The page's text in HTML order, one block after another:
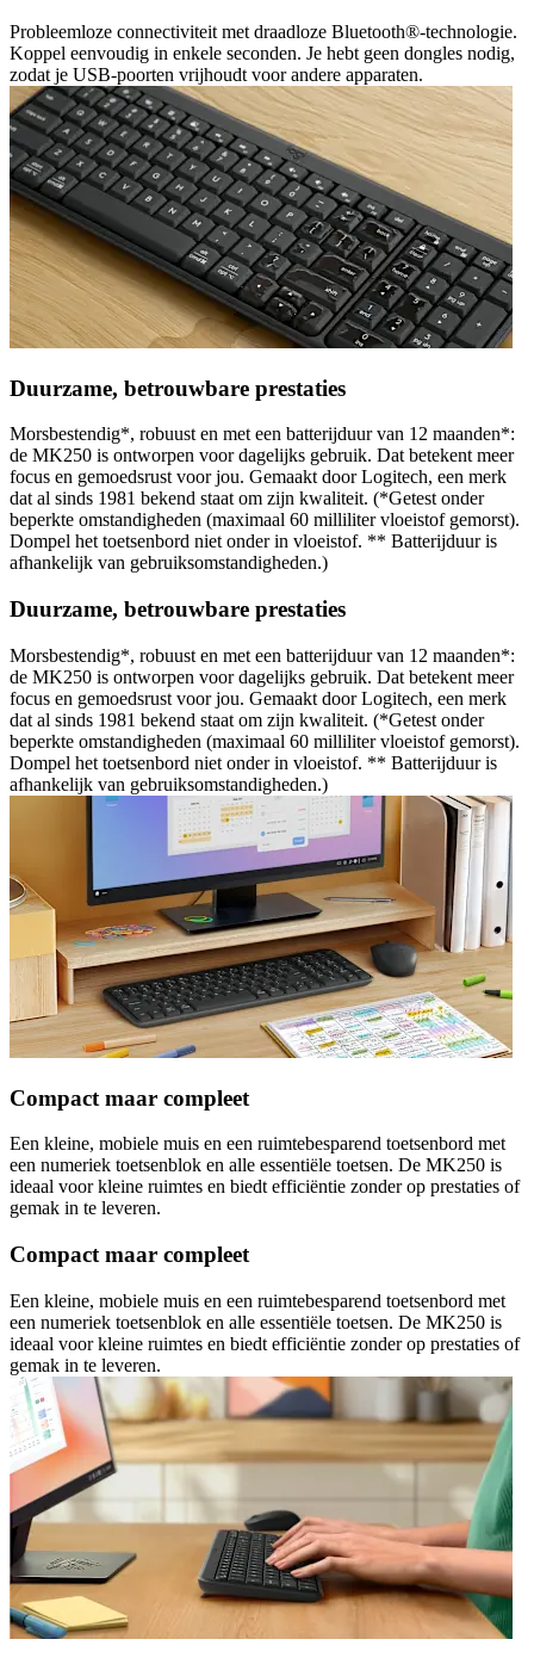
Probleemloze connectiviteit met draadloze Bluetooth®-technologie.
Koppel eenvoudig in enkele seconden. Je hebt geen dongles nodig,
zodat je USB-poorten vrijhoudt voor andere apparaten.
Duurzame, betrouwbare prestaties
Morsbestendig*, robuust en met een batterijduur van 12 maanden*:
de MK250 is ontworpen voor dagelijks gebruik. Dat betekent meer
focus en gemoedsrust voor jou. Gemaakt door Logitech, een merk
dat al sinds 1981 bekend staat om zijn kwaliteit. (*Getest onder
beperkte omstandigheden (maximaal 60 milliliter vloeistof gemorst).
Dompel het toetsenbord niet onder in vloeistof. ** Batterijduur is
afhankelijk van gebruiksomstandigheden.)
Duurzame, betrouwbare prestaties
Morsbestendig*, robuust en met een batterijduur van 12 maanden*:
de MK250 is ontworpen voor dagelijks gebruik. Dat betekent meer
focus en gemoedsrust voor jou. Gemaakt door Logitech, een merk
dat al sinds 1981 bekend staat om zijn kwaliteit. (*Getest onder
beperkte omstandigheden (maximaal 60 milliliter vloeistof gemorst).
Dompel het toetsenbord niet onder in vloeistof. ** Batterijduur is
afhankelijk van gebruiksomstandigheden.)
Compact maar compleet
Een kleine, mobiele muis en een ruimtebesparend toetsenbord met
een numeriek toetsenblok en alle essentiële toetsen. De MK250 is
ideaal voor kleine ruimtes en biedt efficiëntie zonder op prestaties of
gemak in te leveren.
Compact maar compleet
Een kleine, mobiele muis en een ruimtebesparend toetsenbord met
een numeriek toetsenblok en alle essentiële toetsen. De MK250 is
ideaal voor kleine ruimtes en biedt efficiëntie zonder op prestaties of
gemak in te leveren.